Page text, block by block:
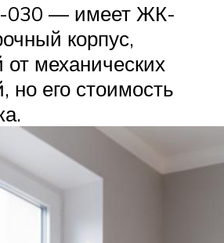
030 — имеет ЖК-
корпус,
механических
но его стоимость